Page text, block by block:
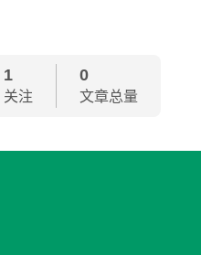
1
关注
0
文章总量